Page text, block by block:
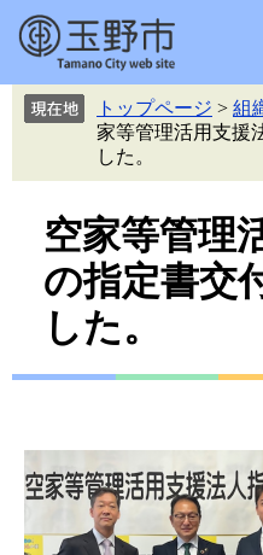
へ
トップページ > 組
家等管理活用支援
した。
空家等管理
の指定書交
した。